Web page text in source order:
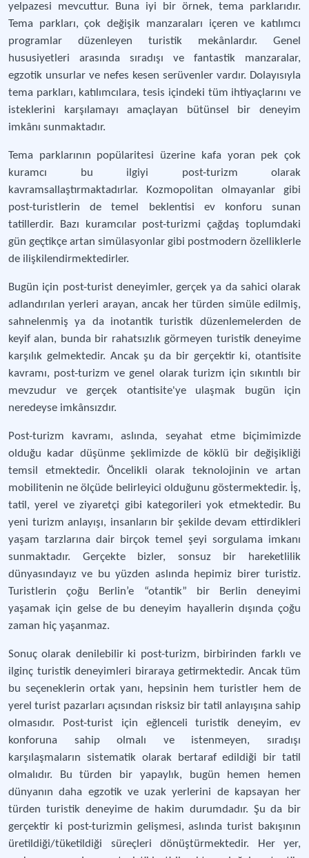
yelpazesi mevcuttur. Buna iyi bir örnek, tema parklarıdır.
Tema parkları, çok değişik manzaraları içeren ve katılımcı
programlar düzenleyen turistik mekânlardır. Genel
hususiyetleri arasında sıradışı ve fantastik manzaralar,
egzotik unsurlar ve nefes kesen serüvenler vardır. Dolayısıyla
tema parkları, katılımcılara, tesis içindeki tüm ihtiyaçlarını ve
isteklerini karşılamayı amaçlayan bütünsel bir deneyim
imkânı sunmaktadır.
Tema parklarının popülaritesi üzerine kafa yoran pek çok
kuramcı bu ilgiyi post-turizm olarak
kavramsallaştırmaktadırlar. Kozmopolitan olmayanlar gibi
post-turistlerin de temel beklentisi ev konforu sunan
tatillerdir. Bazı kuramcılar post-turizmi çağdaş toplumdaki
gün geçtikçe artan simülasyonlar gibi postmodern özelliklerle
de ilişkilendirmektedirler.
Bugün için post-turist deneyimler, gerçek ya da sahici olarak
adlandırılan yerleri arayan, ancak her türden simüle edilmiş,
sahnelenmiş ya da inotantik turistik düzenlemelerden de
keyif alan, bunda bir rahatsızlık görmeyen turistik deneyime
karşılık gelmektedir. Ancak şu da bir gerçektir ki, otantisite
kavramı, post-turizm ve genel olarak turizm için sıkıntılı bir
mevzudur ve gerçek otantisite'ye ulaşmak bugün için
neredeyse imkânsızdır.
Post-turizm kavramı, aslında, seyahat etme biçimimizde
olduğu kadar düşünme şeklimizde de köklü bir değişikliği
temsil etmektedir. Öncelikli olarak teknolojinin ve artan
mobilitenin ne ölçüde belirleyici olduğunu göstermektedir. İş,
tatil, yerel ve ziyaretçi gibi kategorileri yok etmektedir. Bu
yeni turizm anlayışı, insanların bir şekilde devam ettirdikleri
yaşam tarzlarına dair birçok temel şeyi sorgulama imkanı
sunmaktadır. Gerçekte bizler, sonsuz bir hareketlilik
dünyasındayız ve bu yüzden aslında hepimiz birer turistiz.
Turistlerin çoğu Berlin’e “otantik” bir Berlin deneyimi
yaşamak için gelse de bu deneyim hayallerin dışında çoğu
zaman hiç yaşanmaz.
Sonuç olarak denilebilir ki post-turizm, birbirinden farklı ve
ilginç turistik deneyimleri biraraya getirmektedir. Ancak tüm
bu seçeneklerin ortak yanı, hepsinin hem turistler hem de
yerel turist pazarları açısından risksiz bir tatil anlayışına sahip
olmasıdır. Post-turist için eğlenceli turistik deneyim, ev
konforuna sahip olmalı ve istenmeyen, sıradışı
karşılaşmaların sistematik olarak bertaraf edildiği bir tatil
olmalıdır. Bu türden bir yapaylık, bugün hemen hemen
dünyanın daha egzotik ve uzak yerlerini de kapsayan her
türden turistik deneyime de hakim durumdadır. Şu da bir
gerçektir ki post-turizmin gelişmesi, aslında turist bakışının
üretildiği/tüketildiği süreçleri dönüştürmektedir. Her yer,